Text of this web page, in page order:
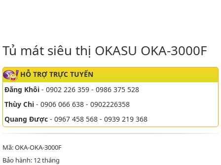
Tủ mát siêu thị OKASU OKA-3000F
HỖ TRỢ TRỰC TUYẾN
Đăng Khôi - 0902 226 359 - 0986 375 528
Thùy Chi - 0906 066 638 - 0902226358
Quang Được - 0967 458 568 - 0939 219 368
Mã: OKA-OKA-3000F
Bảo hành: 12 tháng